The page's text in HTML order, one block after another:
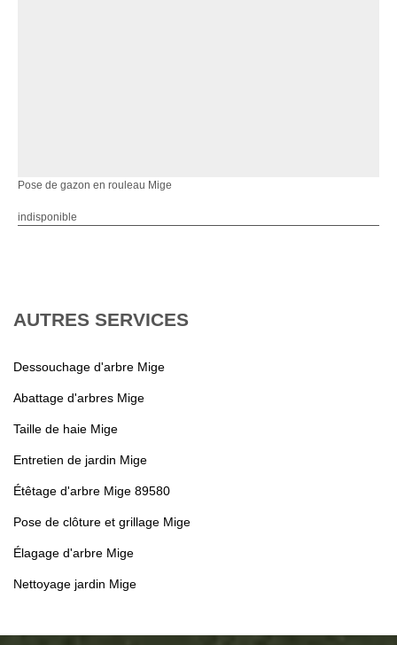
Pose de gazon en rouleau Mige
indisponible
AUTRES SERVICES
Dessouchage d'arbre Mige
Abattage d'arbres Mige
Taille de haie Mige
Entretien de jardin Mige
Étêtage d'arbre Mige 89580
Pose de clôture et grillage Mige
Élagage d'arbre Mige
Nettoyage jardin Mige